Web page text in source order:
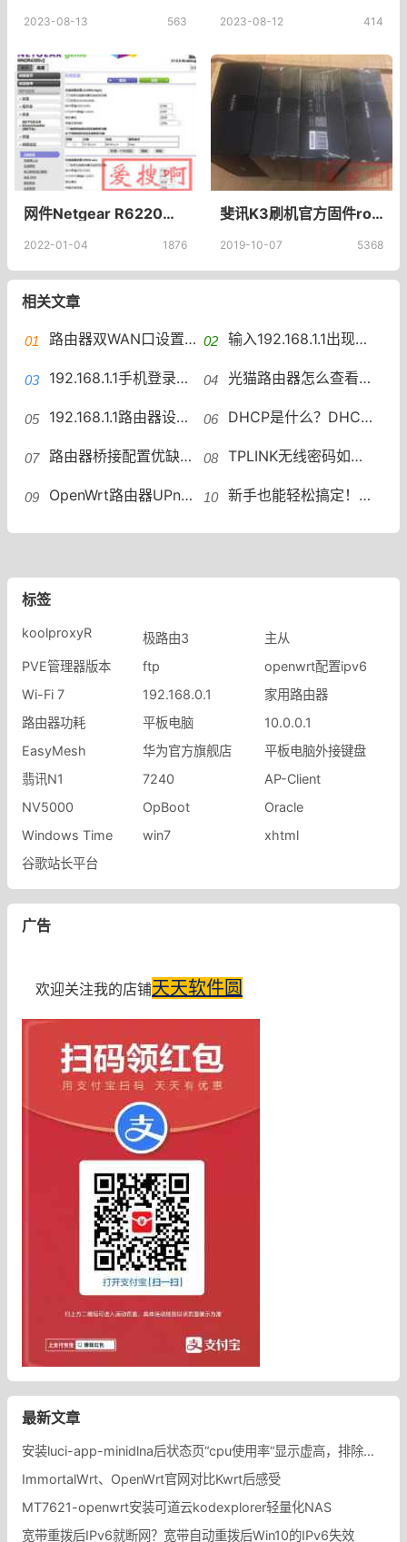
2023-08-13 563 2023-08-12 414
网件Netgear R6220自编译Pandorabox固件教程编译Pandorabox固件
2022-01-04 1876
斐讯K3刷机官方固件root版本下载，斐讯K3 cn.dat 配置文件K3开启telnet
2019-10-07 5368
相关文章
路由器双WAN口设置一些常见问题路由器双WAN口设置踩坑 输入192.168.1.1出现天翼网192.168.1.1出现中国电信天翼网关怎么办
192.168.1.1手机登录路由器修改wifi密码？ 光猫路由器怎么查看网速，怎么看光猫有路由功能
192.168.1.1路由器设置教程访问192.168.1.1的方法 DHCP是什么？DHCP原理与配置详解DHCP设置
路由器桥接配置优缺点桥接配置：中继、主从与WDS吐槽 TPLINK无线密码如何设置？无线密码修改与强度提升
OpenWrt路由器UPnP配置教程OpenWrt路由器UPnP开启设置规则 新手也能轻松搞定！路由器设置全攻略路由器设置教程与优化
标签
koolproxyR 极路由3
主从
PVE管理器版本
ftp
openwrt配置ipv6
Wi-Fi 7
192.168.0.1
家用路由器
路由器功耗
平板电脑
10.0.0.1
EasyMesh
华为官方旗舰店
平板电脑外接键盘
翡讯N1
7240
AP-Client
NV5000
OpBoot
Oracle
Windows Time
win7
xhtml
谷歌站长平台
广告
欢迎关注我的店铺天天软件圆
最新文章
安装luci-app-minidlna后状态页“cpu使用率“显示虚高，排除过程记录。
ImmortalWrt、OpenWrt官网对比Kwrt后感受
MT7621-openwrt安装可道云kodexplorer轻量化NAS
宽带重拨后IPv6就断网？宽带自动重拨后Win10的IPv6失效